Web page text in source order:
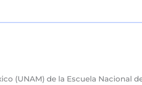
(UNAM) de la Escuela Nacional